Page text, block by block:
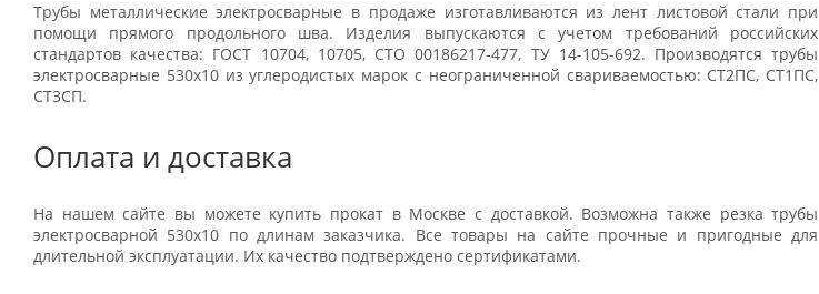
Трубы металлические электросварные в продаже изготавливаются из лент листовой стали при
помощи прямого продольного шва. Изделия выпускаются с учетом требований российских
стандартов качества: ГОСТ 10704, 10705, СТО 00186217-477, ТУ 14-105-692. Производятся трубы
электросварные 530x10 из углеродистых марок с неограниченной свариваемостью: СТ2ПС, СТ1ПС,
СТ3СП.
Оплата и доставка
На нашем сайте вы можете купить прокат в Москве с доставкой. Возможна также резка трубы
электросварной 530x10 по длинам заказчика. Все товары на сайте прочные и пригодные для
длительной эксплуатации. Их качество подтверждено сертификатами.